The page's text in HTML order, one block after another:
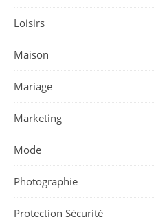
Loisirs
Maison
Mariage
Marketing
Mode
Photographie
Protection Sécurité